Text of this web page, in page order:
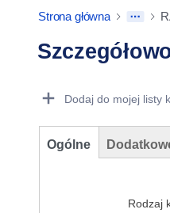
Strona główna
Dodaj do mojej listy
Ogólne
Rodzaj